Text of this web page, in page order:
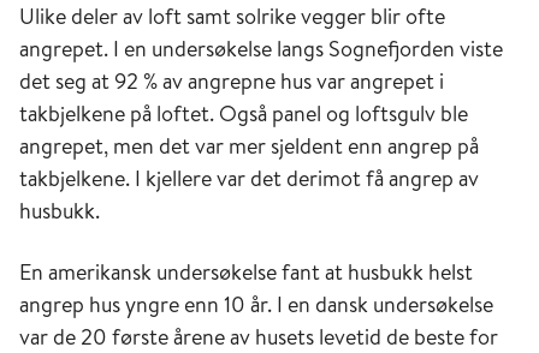
Ulike deler av loft samt solrike vegger blir ofte
angrepet. I en undersøkelse langs Sognefjorden viste
det seg at 92 % av angrepne hus var angrepet i
takbjelkene på loftet. Også panel og loftsgulv ble
angrepet, men det var mer sjeldent enn angrep på
takbjelkene. I kjellere var det derimot få angrep av
husbukk.
En amerikansk undersøkelse fant at husbukk helst
angrep hus yngre enn 10 år. I en dansk undersøkelse
var de 20 første årene av husets levetid de beste for